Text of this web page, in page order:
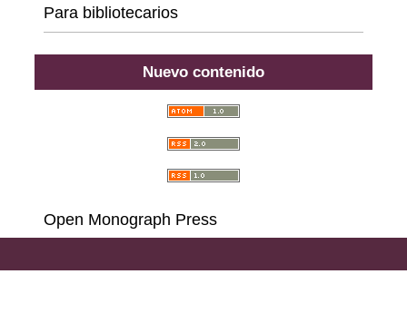
Para bibliotecarios
Nuevo contenido
Open Monograph Press